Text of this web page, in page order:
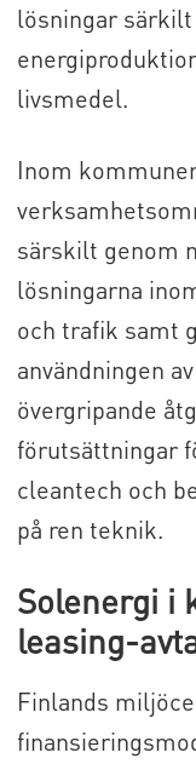
lösningar
livsmedel.
Inom
särskilt genom
lösningarna
och trafik samt
användningen
övergripande
förutsättningar
cleantech och
på ren teknik.
Solenergi i
leasing-
Finlands